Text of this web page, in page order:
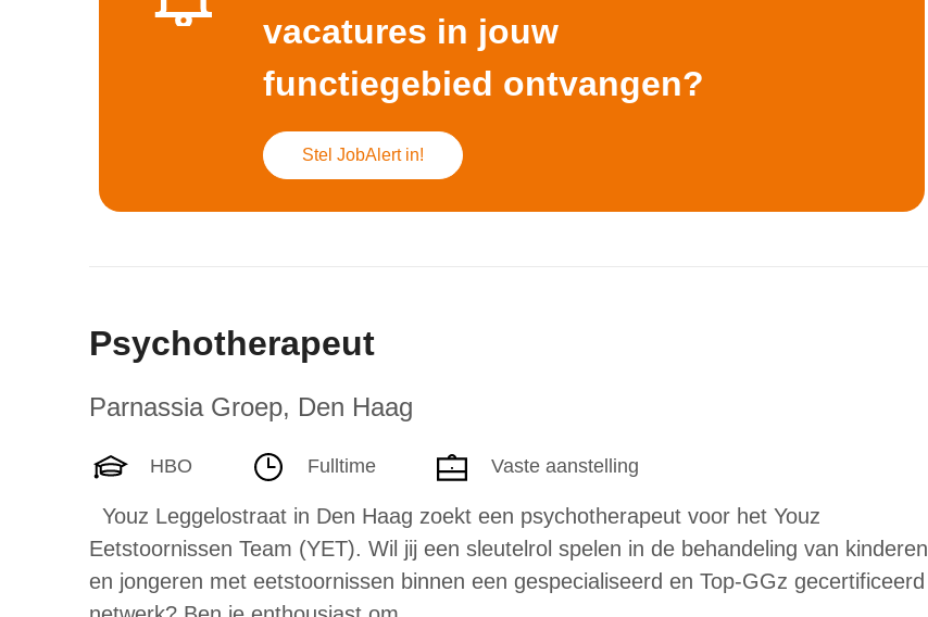
vacatures in jouw
functiegebied ontvangen?
Stel JobAlert in!
Psychotherapeut
Parnassia Groep, Den Haag
HBO Fulltime Vaste aanstelling
Youz Leggelostraat in Den Haag zoekt een psychotherapeut voor het Youz
Eetstoornissen Team (YET). Wil jij een sleutelrol spelen in de behandeling van kinderen
en jongeren met eetstoornissen binnen een gespecialiseerd en Top-GGz gecertificeerd